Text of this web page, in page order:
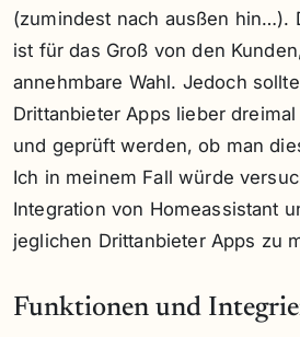
(zumindest nach ausßen hin…).
ist für das Groß von den
annehmbare Wahl. Jedoch
Drittanbieter Apps lieber
und geprüft werden, ob man
Ich in meinem Fall würde
Integration von Homeassistant
jeglichen Drittanbieter Apps zu
Funktionen und